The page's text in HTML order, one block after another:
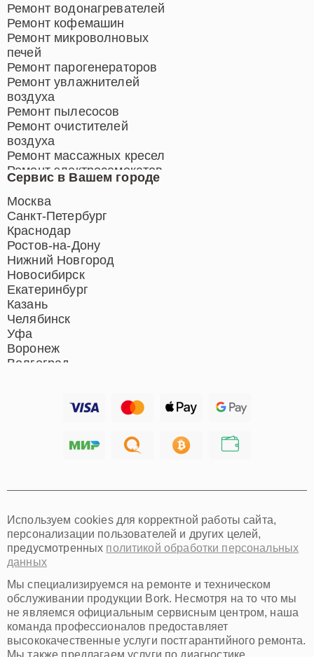
Сервис в Вашем городе
Москва
Санкт-Петербург
Краснодар
Ростов-на-Дону
Нижний Новгород
Новосибирск
Екатеринбург
Казань
Челябинск
Уфа
Воронеж
Волгоград
Хабаровск
Иркутск
Омск
Красноярск
Пермь
Ульяновск
Киров
Архангельск
Астрахань
Белгород
Благовещенск
Ремонт водонагревателей
Ремонт кофемашин
Ремонт микроволновых
печей
Ремонт парогенераторов
Ремонт увлажнителей
воздуха
Ремонт пылесосов
Ремонт очистителей
воздуха
Ремонт массажных кресел
Ремонт электросамокатов
Ремонт индукционных плит
Ремонт роботов-пылесосов
Ремонт гладильных систем
Ремонт отпаривателей
Ремонт вертикальных
пылесосов
Используем cookies для корректной работы сайта,
персонализации пользователей и других целей,
предусмотренных политикой обработки персональных
данных
Мы специализируемся на ремонте и техническом
обслуживании продукции Bork. Несмотря на то что мы
не являемся официальным сервисным центром, наша
команда профессионалов предоставляет
высококачественные услуги постгарантийного ремонта.
Мы также предлагаем услуги по диагностике,